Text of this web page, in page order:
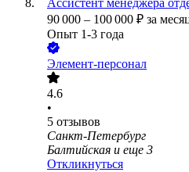
Ассистент менеджера
90 000 – 100 000 ₽ за
Опыт 1-3 года
Элемент-персонал
4.6
•
5 отзывов
Санкт-Петербург
Балтийская и еще 3
Откликнуться